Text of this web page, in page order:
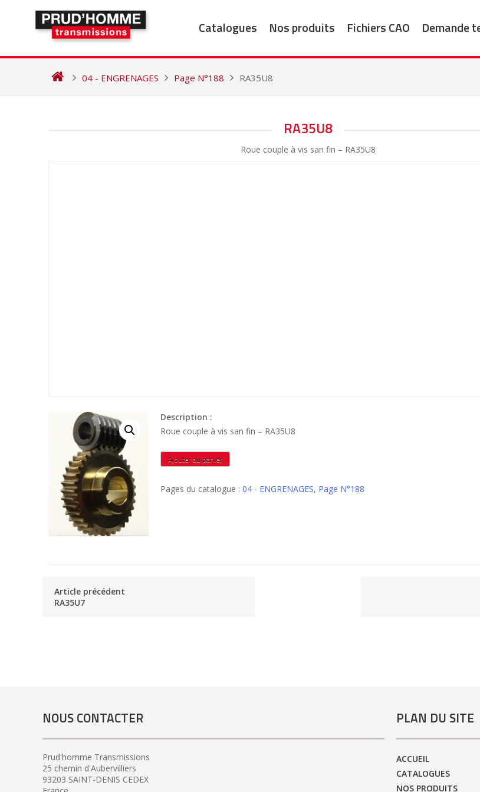
Catalogues Nos produits Fichiers CAO Demande
04 - ENGRENAGES Page N°188 RA35U8
RA35U8
Roue couple à vis san fin – RA35U8
Description :
Roue couple à vis san fin – RA35U8
quantité
de
Ajouter au panier
Pages du catalogue : 04 - ENGRENAGES, Page N°188
Article précédent
RA35U7
NOUS CONTACTER
Prud'homme Transmissions
25 chemin d'Aubervilliers
93203 SAINT-DENIS CEDEX
PLAN DU SITE
ACCUEIL
CATALOGUES
NOS PRODUITS